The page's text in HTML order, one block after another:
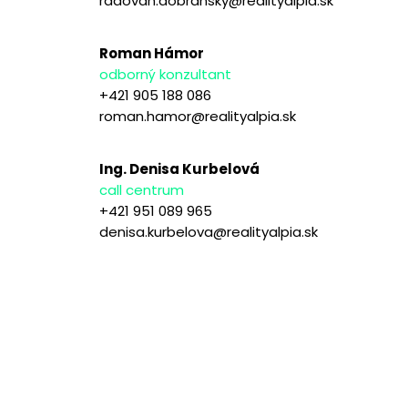
Roman Hámor
odborný konzultant
+421 905 188 086
roman.hamor@realityalpia.sk
Ing. Denisa Kurbelová
call centrum
+421 951 089 965
denisa.kurbelova@realityalpia.sk